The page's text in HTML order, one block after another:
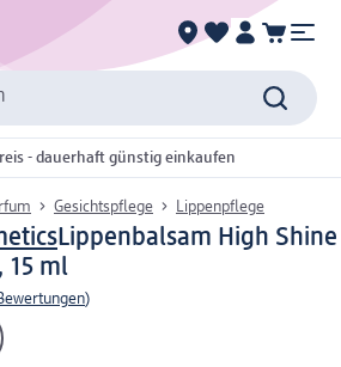
- dauerhaft günstig einkaufen
Gesichtspflege Lippenpflege
Lippenbalsam High Shine
15 ml
)